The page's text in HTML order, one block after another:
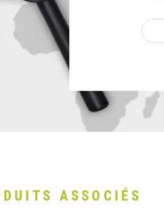
ASSOCIÉS